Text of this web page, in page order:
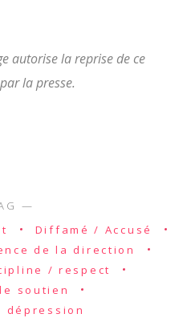
autorise la reprise de ce
la presse.
Diffamé / Accusé
de la direction
/ respect
soutien
dépression